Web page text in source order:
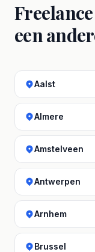
een
Aalst
Almere
Amstelveen
Antwerpen
Arnhem
Brussel